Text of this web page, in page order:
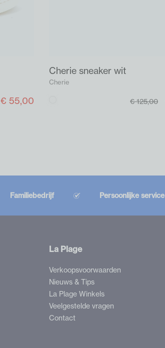
€ 55,00
Cherie sneaker wit
Cherie
€ 125,00
Familiebedrijf Persoonlijke service
La Plage
Verkoopsvoorwaarden
Nieuws & Tips
La Plage Winkels
Veelgestelde vragen
Contact